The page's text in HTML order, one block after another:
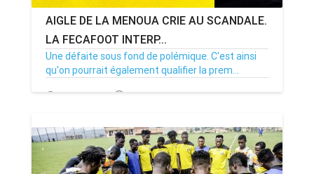
AIGLE DE LA MENOUA CRIE AU SCANDALE.
LA FECAFOOT INTERP...
Une défaite sous fond de polémique. C'est ainsi
qu'on pourrait également qualifier la prem...
04/10/23 Par MenouActu 0